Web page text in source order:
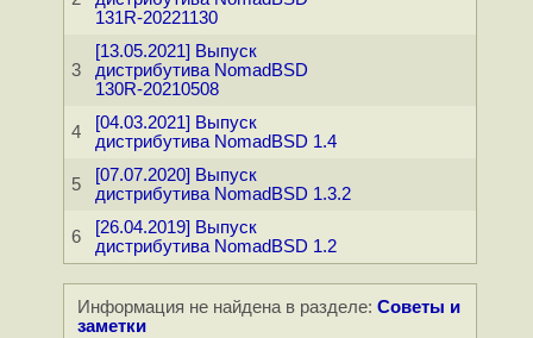
131R-20221130
3
[13.05.2021] Выпуск
дистрибутива NomadBSD
130R-20210508
4
[04.03.2021] Выпуск
дистрибутива NomadBSD 1.4
5
[07.07.2020] Выпуск
дистрибутива NomadBSD 1.3.2
6
[26.04.2019] Выпуск
дистрибутива NomadBSD 1.2
Информация не найдена в разделе: Советы и
заметки